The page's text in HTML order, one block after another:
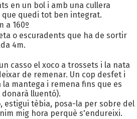
en un bol i amb una cullera
quedi tot ben integrat.
a 160º
o escuradents que ha de sortir
4m.
casso el xoco a trossets i la nata
de remenar. Un cop desfet i
mantega i remena fins que es
lluentó).
estigui tèbia, posa-la per sobre del
mig hora perquè s'endureixi.